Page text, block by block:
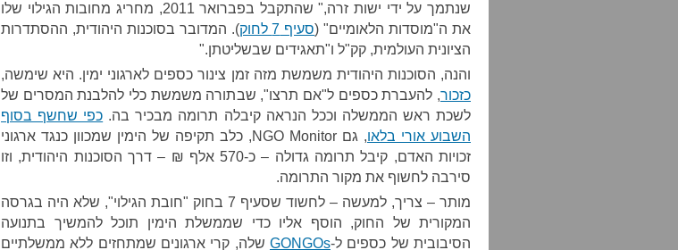
שנתמך על ידי ישות זרה," שהתקבל בפברואר 2011, מחריג מחובות הגילוי שלו
את ה"מוסדות הלאומיים" (סעיף 7 לחוק
). המדובר בסוכנות היהודית, ההסתדרות
הציונית העולמית, קק"ל ו"תאגידים שבשליטתן."
והנה, הסוכנות היהודית משמשת מזה זמן צינור כספים לארגוני ימין. היא שימשה,
כזכור, להעברת כספים ל"אם תרצו", שבתורה משמשת כלי להלבנת המסרים של
לשכת ראש הממשלה וככל הנראה קיבלה תרומה מבכיר בה. כפי שחשף בסוף
השבוע אורי בלאו
, גם NGO Monitor, כלב תקיפה של הימין שמכוון כנגד ארגוני
זכויות האדם, קיבל תרומה גדולה – כ-570 אלף ₪ – דרך הסוכנות היהודית, וזו
סירבה לחשוף את מקור התרומה.
מותר – צריך, למעשה – לחשוד שסעיף 7 בחוק "חובת הגילוי", שלא היה בגרסה
המקורית של החוק, הוסף אליו כדי שממשלת הימין תוכל להמשיך בתנועה
הסיבובית של כספים ל-GONGOs שלה, קרי ארגונים שמתחזים ללא ממשלתיים